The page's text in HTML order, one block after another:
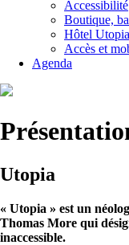
Accessibilité
Boutique,
Hôtel Utopia
Accès et
Agenda
Utopia
« Utopia » est un
Thomas More qui
inaccessible.